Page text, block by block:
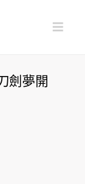
劍夢開